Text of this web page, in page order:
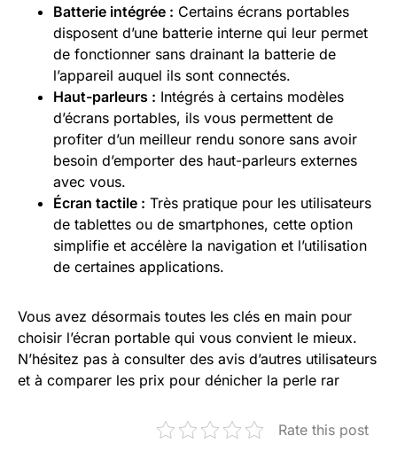
Batterie intégrée : Certains écrans portables
disposent d’une batterie interne qui leur permet
de fonctionner sans drainant la batterie de
l’appareil auquel ils sont connectés.
Haut-parleurs : Intégrés à certains modèles
d’écrans portables, ils vous permettent de
profiter d’un meilleur rendu sonore sans avoir
besoin d’emporter des haut-parleurs externes
avec vous.
Écran tactile : Très pratique pour les utilisateurs
de tablettes ou de smartphones, cette option
simplifie et accélère la navigation et l’utilisation
de certaines applications.
Vous avez désormais toutes les clés en main pour
choisir l’écran portable qui vous convient le mieux.
N’hésitez pas à consulter des avis d’autres utilisateurs
et à comparer les prix pour dénicher la perle rar
Rate this post